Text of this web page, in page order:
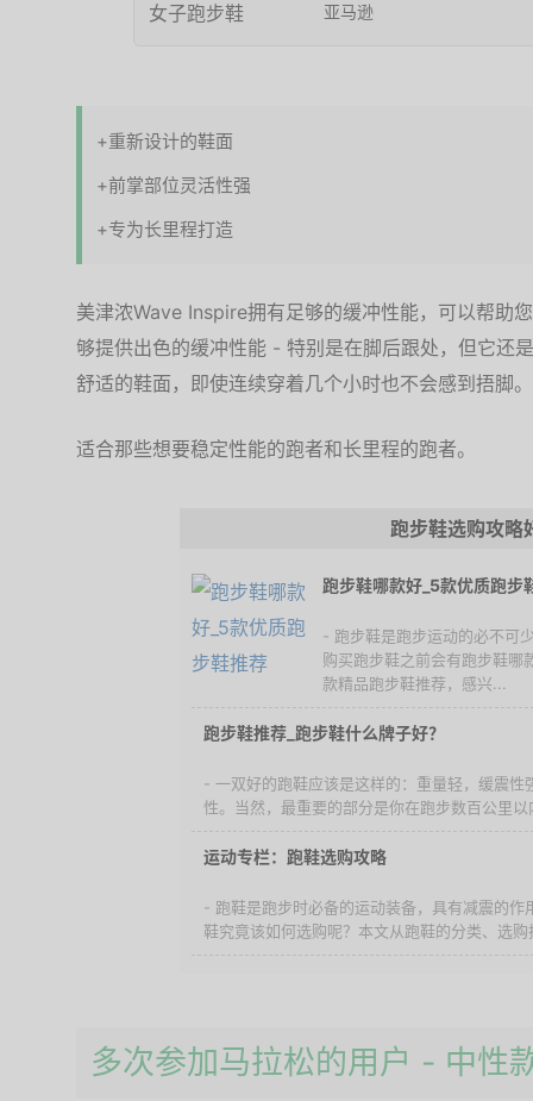
亚马逊
+重新设计的鞋面
+前掌部位灵活性强
+专为长里程打造
美津浓Wave Inspire拥有足够的缓冲性能，可以帮助
够提供出色的缓冲性能 - 特别是在脚后跟处，但它还
舒适的鞋面，即使连续穿着几个小时也不会感到捂脚。
适合那些想要稳定性能的跑者和长里程的跑者。
跑步鞋选购攻略
跑步鞋哪款好_5款优质跑步
- 跑步鞋是跑步运动的必不可
购买跑步鞋之前会有跑步鞋哪
款精品跑步鞋推荐，感兴...
跑步鞋推荐_跑步鞋什么牌子好？
- 一双好的跑鞋应该是这样的：重量轻，缓震性
性。当然，最重要的部分是你在跑步数百公里
运动专栏：跑鞋选购攻略
- 跑鞋是跑步时必备的运动装备，具有减震的作
鞋究竟该如何选购呢？本文从跑鞋的分类、选
多次参加马拉松的用户 - 中性